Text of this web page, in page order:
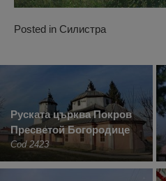
Posted in Силистра
Руската църква Покров
Пресветой Богородице
Cod 2423